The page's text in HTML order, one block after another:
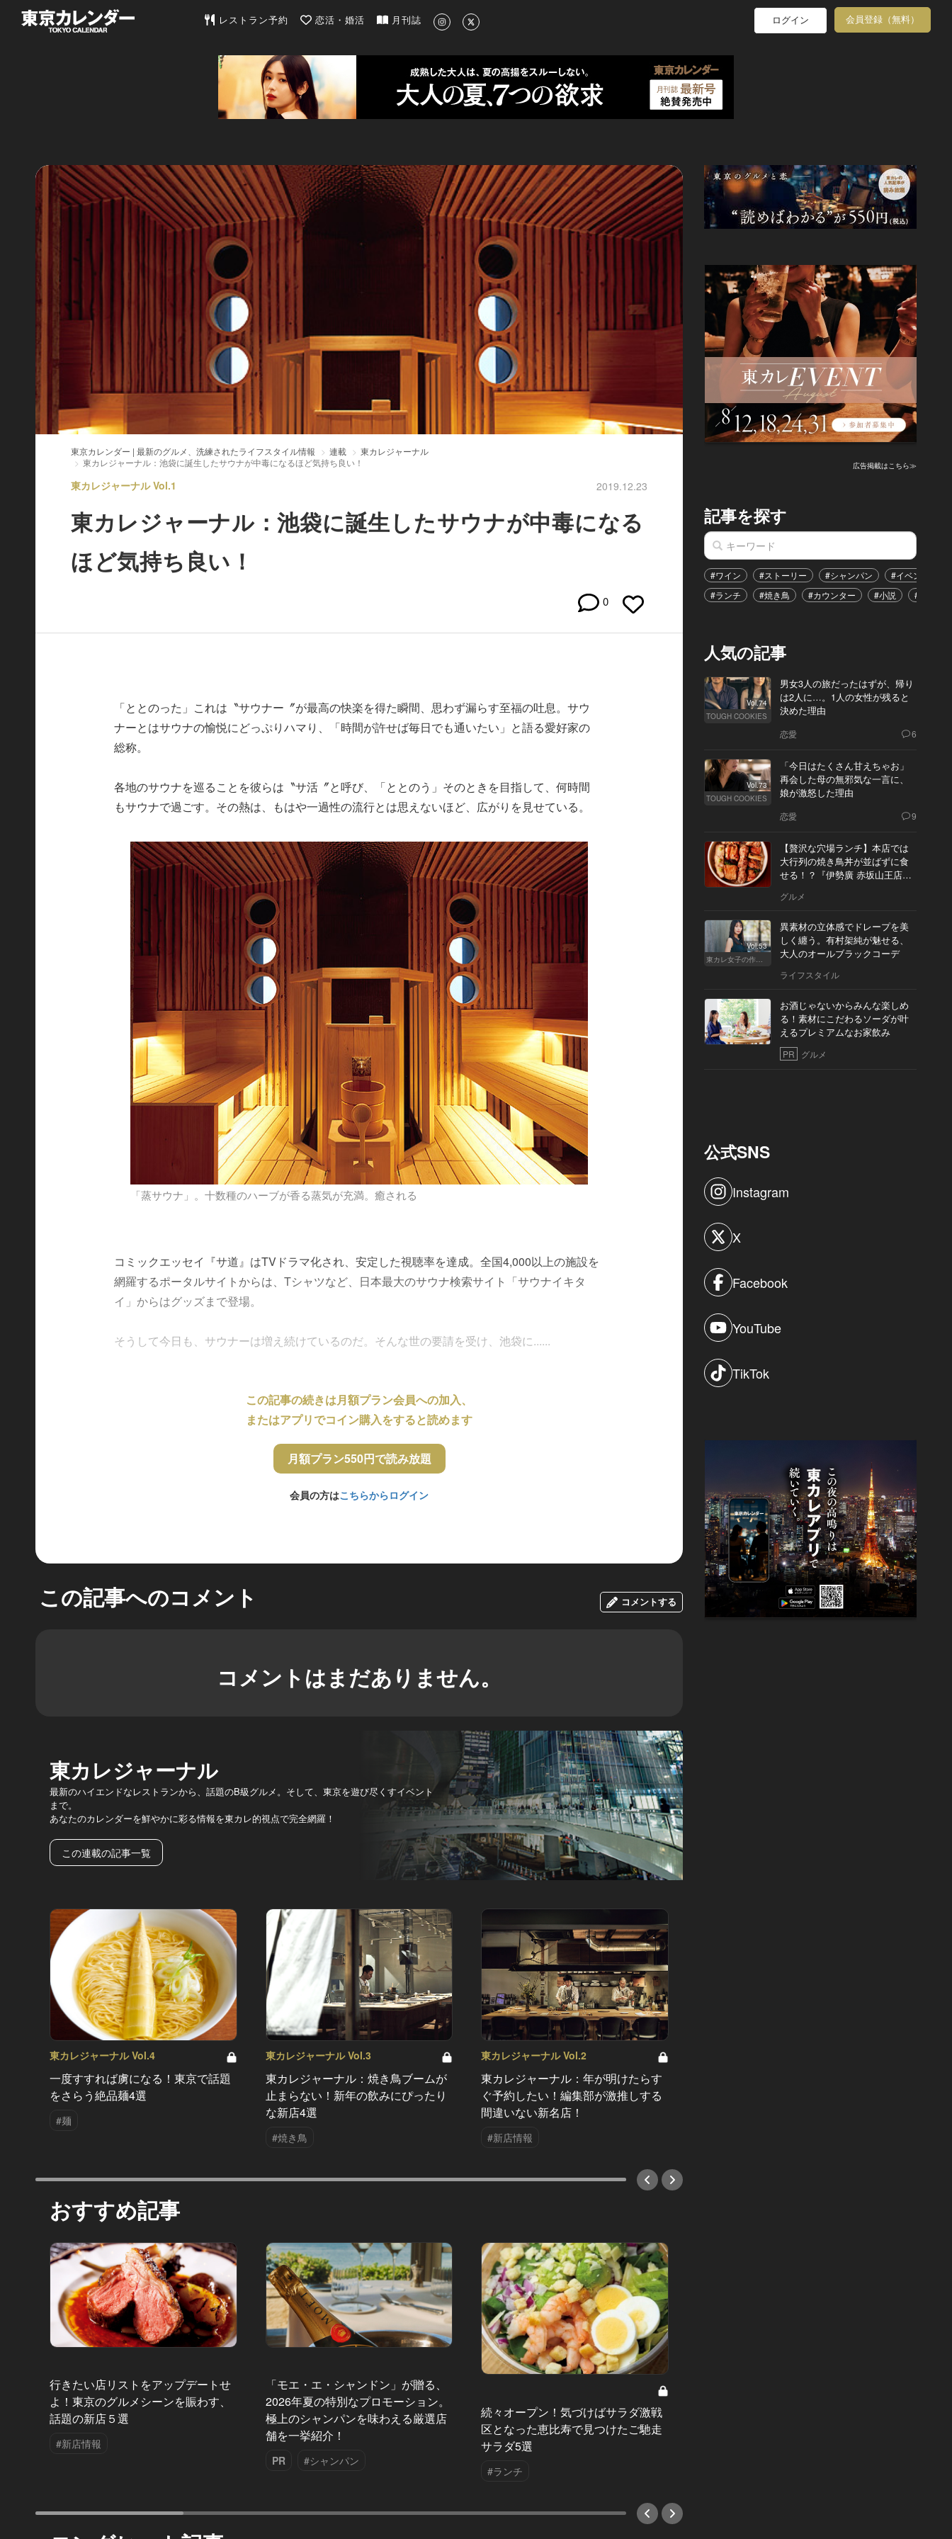
東京カレンダー | 最新のグルメ、洗練されたライフスタイル情報
レストラン予約 恋活・婚活 月刊誌 ログイン 会員登録（無料）
東京カレンダー | 最新のグルメ、洗練されたライフスタイル情報 連載
東カレジャーナル
東カレジャーナル：池袋に誕生したサウナが中毒になるほど気持ち良い！
東カレジャーナル Vol.1 2019.12.23
東カレジャーナル：池袋に誕生したサウナが中毒になる
ほど気持ち良い！
0
「ととのった」これは〝サウナー〞が最高の快楽を得た瞬間、思わず漏らす至福の吐息。サウ
ナーとはサウナの愉悦にどっぷりハマり、「時間が許せば毎日でも通いたい」と語る愛好家の
総称。
各地のサウナを巡ることを彼らは〝サ活〞と呼び、「ととのう」そのときを目指して、何時間
もサウナで過ごす。その熱は、もはや一過性の流行とは思えないほど、広がりを見せている。
「蒸サウナ」。十数種のハーブが香る蒸気が充満。癒される
コミックエッセイ『サ道』はTVドラマ化され、安定した視聴率を達成。全国4,000以上の施設を
網羅するポータルサイトからは、Tシャツなど、日本最大のサウナ検索サイト「サウナイキタ
イ」からはグッズまで登場。
そうして今日も、サウナーは増え続けているのだ。そんな世の要請を受け、池袋に......
この記事の続きは月額プラン会員への加入、
またはアプリでコイン購入をすると読めます
月額プラン550円で読み放題
会員の方はこちらからログイン
この記事へのコメント コメントする
コメントはまだありません。
東カレジャーナル
最新のハイエンドなレストランから、話題のB級グルメ。そして、東京を遊び尽くすイベント
まで。
あなたのカレンダーを鮮やかに彩る情報を東カレ的視点で完全網羅！
この連載の記事一覧
東カレジャーナル Vol.4
一度すすれば虜になる！東京で話題
をさらう絶品麺4選
#麺
東カレジャーナル Vol.3
東カレジャーナル：焼き鳥ブームが
止まらない！新年の飲みにぴったり
な新店4選
#焼き鳥
東カレジャーナル Vol.2
東カレジャーナル：年が明けたらす
ぐ予約したい！編集部が激推しする
間違いない新名店！
#新店情報
おすすめ記事
行きたい店リストをアップデートせ
よ！東京のグルメシーンを賑わす、
話題の新店５選
#新店情報
「モエ・エ・シャンドン」が贈る、
2026年夏の特別なプロモーション。
極上のシャンパンを味わえる厳選店
舗を一挙紹介！
PR #シャンパン
続々オープン！気づけばサラダ激戦
区となった恵比寿で見つけたご馳走
サラダ5選
#ランチ
広告掲載はこちら≫
記事を探す
#ワイン #ストーリー #シャンパン #イベント
#ランチ
#焼き鳥 #カウンター #小説 #恋愛
人気の記事
Vol.74
TOUGH COOKIES
男女3人の旅だったはずが、帰り
は2人に…。1人の女性が残ると
決めた理由
恋愛 6
Vol.73
TOUGH COOKIES
「今日はたくさん甘えちゃお」
再会した母の無邪気な一言に、
娘が激怒した理由
恋愛 9
【贅沢な穴場ランチ】本店では
大行列の焼き鳥丼が並ばずに食
せる！？『伊勢廣 赤坂山王店』
グルメ
Vol.53
東カレ女子の作り方
異素材の立体感でドレープを美
しく纏う。有村架純が魅せる、
大人のオールブラックコーデ
ライフスタイル
お酒じゃないからみんな楽しめ
る！素材にこだわるソーダが叶
えるプレミアムなお家飲み
PR グルメ
公式SNS
Instagram
X
Facebook
YouTube
TikTok